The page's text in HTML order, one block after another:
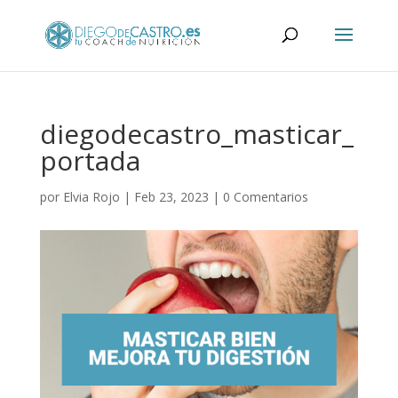
diegodecastro_masticar_
portada
por Elvia Rojo | Feb 23, 2023 | 0 Comentarios